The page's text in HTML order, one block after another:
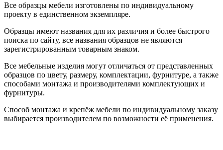
Все образцы мебели изготовлены по индивидуальному
проекту в единственном экземпляре.
Образцы имеют названия для их различия и более быстрого
поиска по сайту, все названия образцов не являются
зарегистрированным товарным знаком.
Все мебельные изделия могут отличаться от представленных
образцов по цвету, размеру, комплектации, фурнитуре, а также
способами монтажа и производителями комплектующих и
фурнитуры.
Способ монтажа и крепёж мебели по индивидуальному заказу
выбирается производителем по возможности её применения.